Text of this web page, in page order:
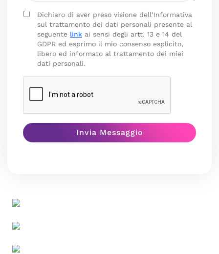
Dichiaro di aver preso visione dell’Informativa
sul trattamento dei dati personali presente al
seguente link ai sensi degli artt. 13 e 14 del
GDPR ed esprimo il mio consenso esplicito,
libero ed informato al trattamento dei miei
dati personali.